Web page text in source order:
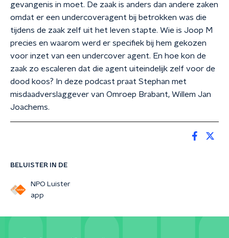
BELUISTER IN DE
NPO Luister
app
gevangenis in moet. De zaak is anders dan andere zaken
omdat er een undercoveragent bij betrokken was die
tijdens de zaak zelf uit het leven stapte. Wie is Joop M
precies en waarom werd er specifiek bij hem gekozen
voor inzet van een undercover agent. En hoe kon de
zaak zo escaleren dat die agent uiteindelijk zelf voor de
dood koos? In deze podcast praat Stephan met
misdaadverslaggever van Omroep Brabant, Willem Jan
Joachems.